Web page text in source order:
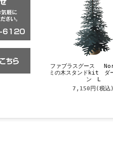
ファブラスグース
ミの木スタンドkit ダ
ン L
7,150円 (税込)